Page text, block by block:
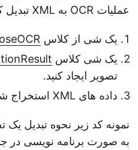
عملیات OCR به XML تبدیل کنید:
یک شی از کلاس
یک شی کلاس
تصویر ایجاد کنید.
داده های XML استخراج شده را چاپ کنید.
به صورت برنامه نویسی در